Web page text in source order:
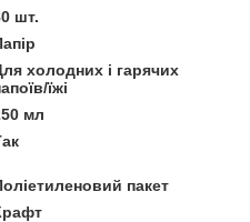
шт.
холодних і гарячих
їжі
мл
пакет